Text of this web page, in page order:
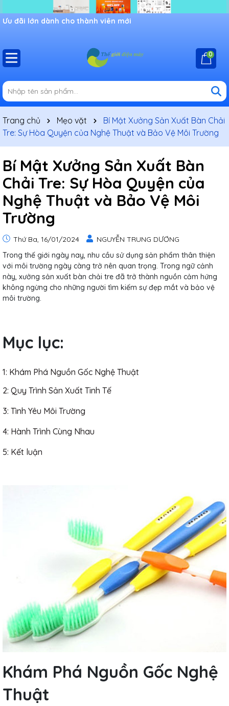
Ưu đãi lớn dành cho thành viên mới
0
Trang chủ Mẹo vặt
Bí Mật Xưởng Sản Xuất Bàn Chải
Tre: Sự Hòa Quyện của Nghệ Thuật và Bảo Vệ Môi Trường
Bí Mật Xưởng Sản Xuất Bàn
Chải Tre: Sự Hòa Quyện của
Nghệ Thuật và Bảo Vệ Môi
Trường
Thứ Ba, 16/01/2024
NGUYỄN TRUNG DƯƠNG
Trong thế giới ngày nay, nhu cầu sử dụng sản phẩm thân thiện
với môi trường ngày càng trở nên quan trọng. Trong ngữ cảnh
này, xưởng sản xuất bàn chải tre đã trở thành nguồn cảm hứng
không ngừng cho những người tìm kiếm sự đẹp mắt và bảo vệ
môi trường.
Mục lục:
1: Khám Phá Nguồn Gốc Nghệ Thuật
2: Quy Trình Sản Xuất Tinh Tế
3: Tình Yêu Môi Trường
4: Hành Trình Cùng Nhau
5: Kết luận
Khám Phá Nguồn Gốc Nghệ
Thuật